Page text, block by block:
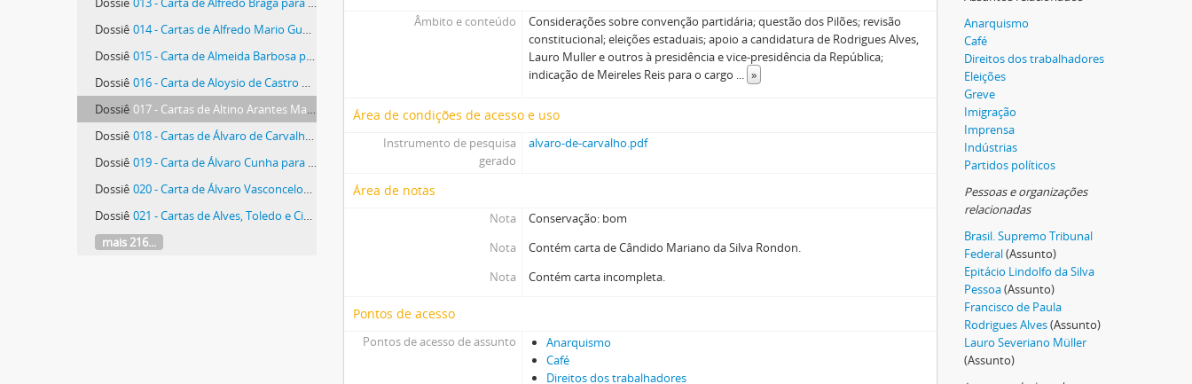
Dossiê 014 - Cartas de Alfredo Mario Guastini para Álvaro de Carvalho
Dossiê 015 - Carta de Almeida Barbosa para Álvaro de Carvalho
Dossiê 016 - Carta de Aloysio de Castro para Álvaro de Carvalho
Dossiê 017 - Cartas de Altino Arantes Marques para Álvaro de Carvalho
Dossiê 018 - Cartas de Álvaro de Carvalho a Rodrigues Alves, Batista Acióli, Paulo Moraes Barros, João Pessoa, entre outros.
Dossiê 019 - Carta de Álvaro Cunha para Francisco Cesário Alvim
Dossiê 020 - Carta de Álvaro Vasconcelos para Álvaro de Carvalho
Dossiê 021 - Cartas de Alves, Toledo e Cia para o Banco do Brasil
mais 216...
Âmbito e conteúdo
Considerações sobre convenção partidária; questão dos Pilões; revisão
constitucional; eleições estaduais; apoio a candidatura de Rodrigues Alves,
Lauro Muller e outros à presidência e vice-presidência da República;
indicação de Meireles Reis para o cargo ... »
Área de condições de acesso e uso
Instrumento de pesquisa
gerado
alvaro-de-carvalho.pdf
Área de notas
Nota
Conservação: bom
Nota
Contém carta de Cândido Mariano da Silva Rondon.
Nota
Contém carta incompleta.
Pontos de acesso
Pontos de acesso de assunto
Anarquismo
Café
Direitos dos trabalhadores
Anarquismo
Café
Direitos dos trabalhadores
Eleições
Greve
Imigração
Imprensa
Indústrias
Partidos políticos
Pessoas e organizações
relacionadas
Brasil. Supremo Tribunal
Federal(Assunto)
Epitácio Lindolfo da Silva
Pessoa(Assunto)
Francisco de Paula
Rodrigues Alves(Assunto)
Lauro Severiano Müller
(Assunto)